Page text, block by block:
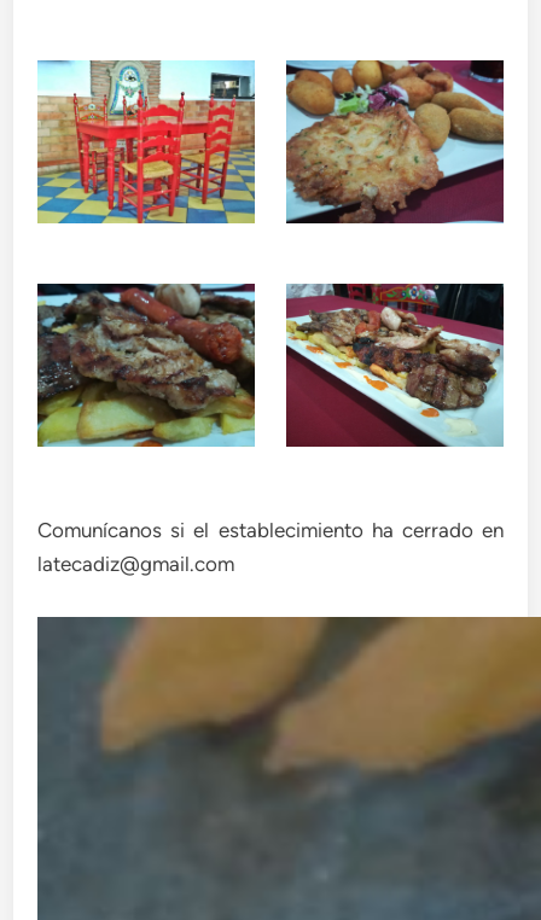
Comunícanos si el establecimiento ha cerrado en
latecadiz@gmail.com